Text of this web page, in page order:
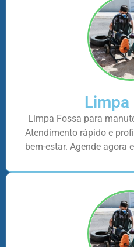
Limpa
Limpa Fossa para
Atendimento rápido e
bem-estar. Agende agora